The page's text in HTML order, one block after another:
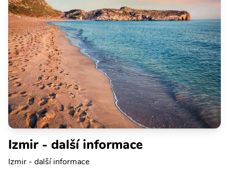
Izmir - další informace
Izmir - další informace